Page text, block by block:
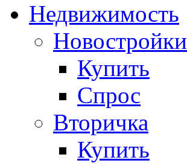
Недвижимость
Новостройки
Купить
Спрос
Вторичка
Купить